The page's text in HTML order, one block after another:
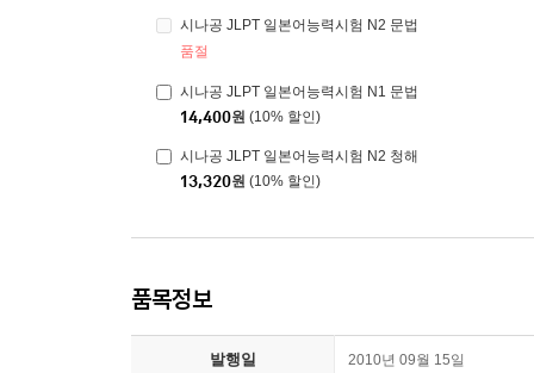
시나공 JLPT 일본어능력시험 N2 문법
품절
시나공 JLPT 일본어능력시험 N1 문법
14,400원 (10% 할인)
시나공 JLPT 일본어능력시험 N2 청해
13,320원 (10% 할인)
품목정보
발행일 2010년 09월 15일